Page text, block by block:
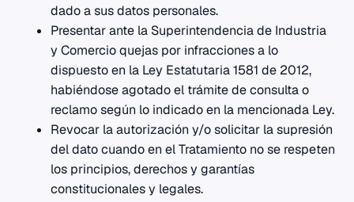
dado a sus datos personales.
Presentar ante la Superintendencia de Industria
y Comercio quejas por infracciones a lo
dispuesto en la Ley Estatutaria 1581 de 2012,
habiéndose agotado el trámite de consulta o
reclamo según lo indicado en la mencionada Ley.
Revocar la autorización y/o solicitar la supresión
del dato cuando en el Tratamiento no se respeten
los principios, derechos y garantías
constitucionales y legales.